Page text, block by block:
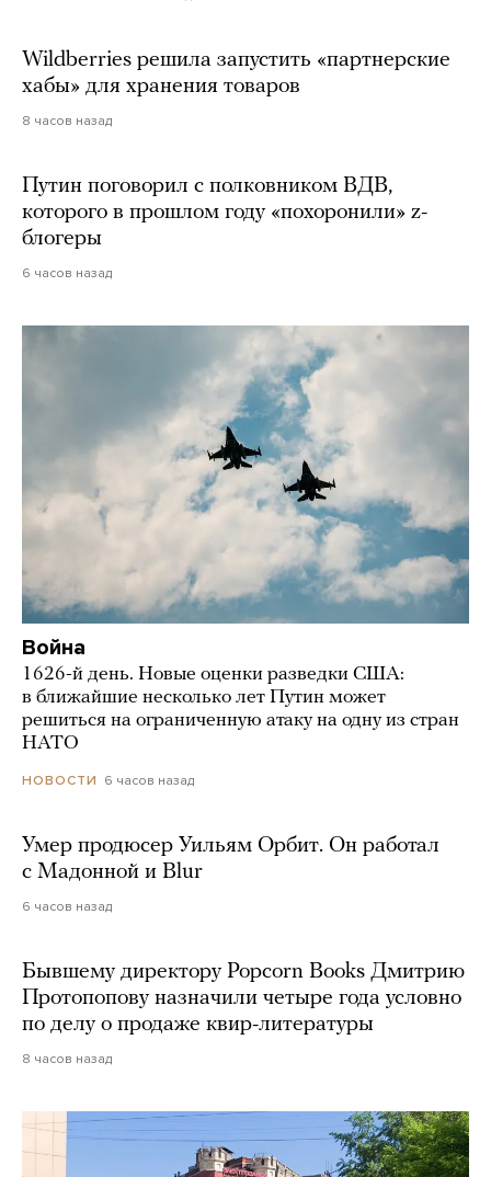
Wildberries решила запустить «партнерские
хабы» для хранения товаров
8 часов назад
Путин поговорил с полковником ВДВ,
которого в прошлом году «похоронили» z-
блогеры
6 часов назад
Война
1626-й день. Новые оценки разведки США:
в ближайшие несколько лет Путин может
решиться на ограниченную атаку на одну из стран
НАТО
НОВОСТИ 6 часов назад
Умер продюсер Уильям Орбит. Он работал
с Мадонной и Blur
6 часов назад
Бывшему директору Popcorn Books Дмитрию
Протопопову назначили четыре года условно
по делу о продаже квир-литературы
8 часов назад